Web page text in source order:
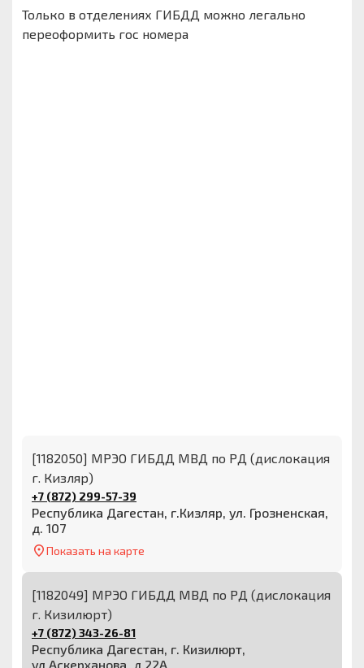
Только в отделениях ГИБДД можно легально
переоформить гос номера
[1182050] МРЭО ГИБДД МВД по РД (дислокация
г. Кизляр)
+7 (872) 299-57-39
Республика Дагестан, г.Кизляр, ул. Грозненская,
д. 107
Показать на карте
[1182049] МРЭО ГИБДД МВД по РД (дислокация
г. Кизилюрт)
+7 (872) 343-26-81
Республика Дагестан, г. Кизилюрт,
ул.Аскерханова, д.22А.